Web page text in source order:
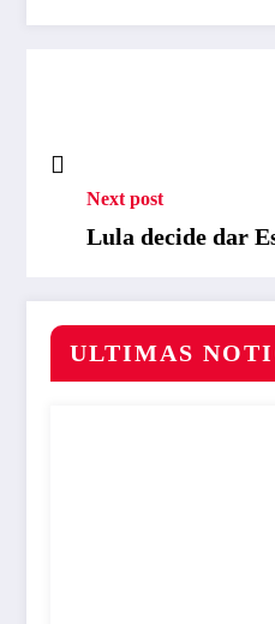
Next post
Lula decide dar
ULTIMAS